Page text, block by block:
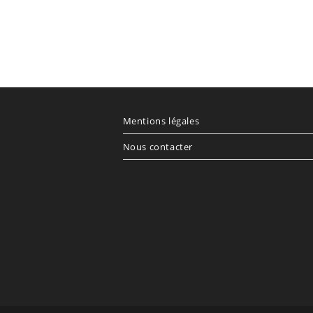
Mentions légales
Nous contacter